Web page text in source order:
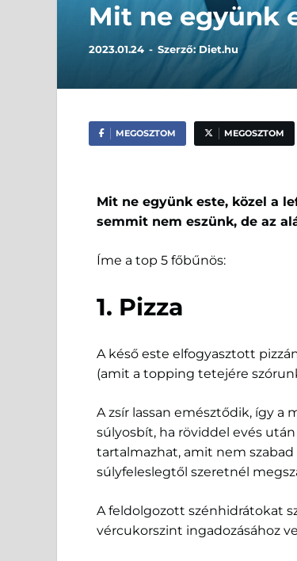
Mit ne együnk
2023.01.24 - Szerző:Diet.hu
MEGOSZTOM MEGOSZTOM
Mit ne együnk este, közel a
semmit nem eszünk, de az
Íme a top 5 főbűnös:
1. Pizza
A késő este elfogyasztott
(amit a topping tetejére
A zsír lassan emésztődik, így
súlyosbít, ha röviddel evés
tartalmazhat, amit nem
súlyfeleslegtől szeretnél
A feldolgozott szénhidrátokat
vércukorszint ingadozásához